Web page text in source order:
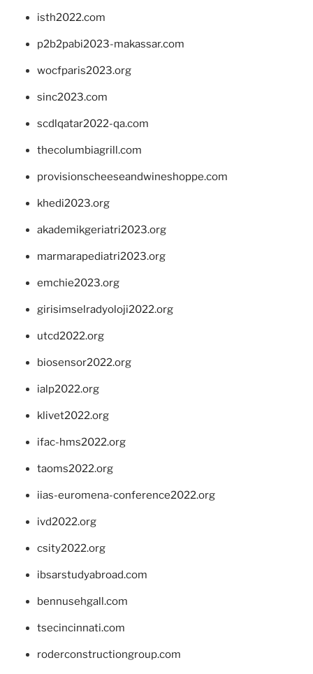
isth2022.com
p2b2pabi2023-makassar.com
wocfparis2023.org
sinc2023.com
scdlqatar2022-qa.com
thecolumbiagrill.com
provisionscheeseandwineshoppe.com
khedi2023.org
akademikgeriatri2023.org
marmarapediatri2023.org
emchie2023.org
girisimselradyoloji2022.org
utcd2022.org
biosensor2022.org
ialp2022.org
klivet2022.org
ifac-hms2022.org
taoms2022.org
iias-euromena-conference2022.org
ivd2022.org
csity2022.org
ibsarstudyabroad.com
bennusehgall.com
tsecincinnati.com
roderconstructiongroup.com